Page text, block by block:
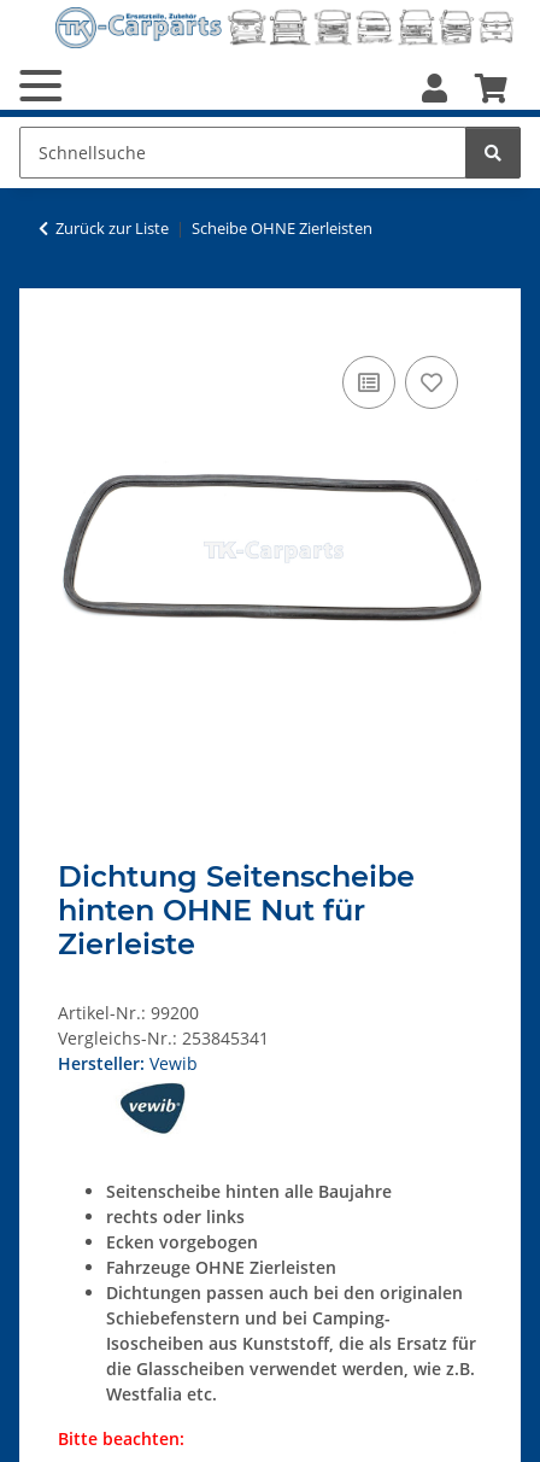
Zurück zur Liste Scheibe OHNE Zierleisten
Dichtung Seitenscheibe
hinten OHNE Nut für
Zierleiste
Artikel-Nr.: 99200
Vergleichs-Nr.: 253845341
Hersteller: Vewib
Seitenscheibe hinten alle Baujahre
rechts oder links
Ecken vorgebogen
Fahrzeuge OHNE Zierleisten
Dichtungen passen auch bei den originalen
Schiebefenstern und bei Camping-
Isoscheiben aus Kunststoff, die als Ersatz für
die Glasscheiben verwendet werden, wie z.B.
Westfalia etc.
Bitte beachten: